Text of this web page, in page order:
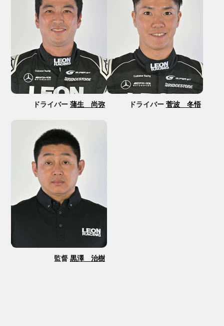
ドライバー 蒲生 尚弥 ドライバー 菅波 冬悟
監督 黒澤 治樹